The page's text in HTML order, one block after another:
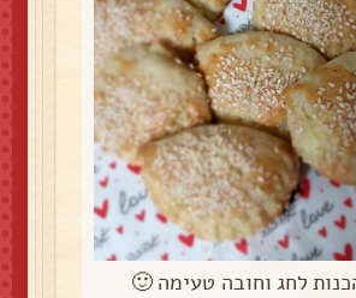
לחג וחובה טעימה 🙂